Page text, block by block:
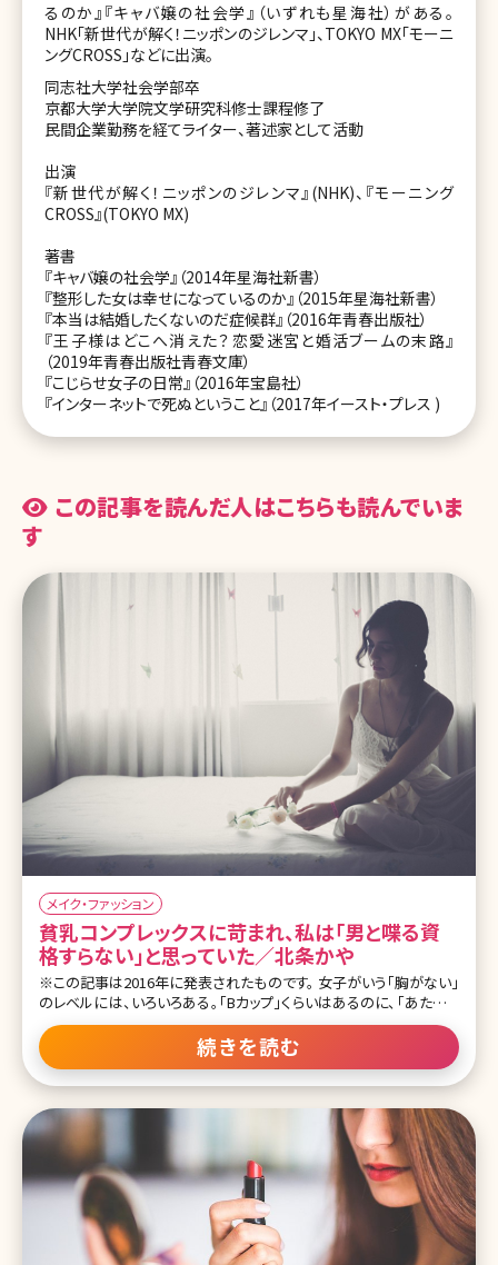
るのか』『キャバ嬢の社会学』（いずれも星海社）がある。
NHK「新世代が解く！ニッポンのジレンマ」、TOKYO MX「モーニ
ングCROSS」などに出演。
同志社大学社会学部卒
京都大学大学院文学研究科修士課程修了
民間企業勤務を経てライター、著述家として活動
出演
『新世代が解く！ニッポンのジレンマ』(NHK)、『モーニング
CROSS』(TOKYO MX)
著書
『キャバ嬢の社会学』（2014年星海社新書）
『整形した女は幸せになっているのか』（2015年星海社新書）
『本当は結婚したくないのだ症候群』（2016年青春出版社）
『王子様はどこへ消えた？――恋愛迷宮と婚活ブームの末路』
（2019年青春出版社青春文庫）
『こじらせ女子の日常』（2016年宝島社）
『インターネットで死ぬということ』（2017年イースト・プレス )
この記事を読んだ人はこちらも読んでいま
す
メイク・ファッション
貧乳コンプレックスに苛まれ、私は「男と喋る資
格すらない」と思っていた／北条かや
※この記事は2016年に発表されたものです。 女子がいう「胸がない」
のレベルには、いろいろある。「Bカップ」くらいはあるのに、「あたしな
んて全然、胸ないから」とのたまう女子もいれば、（聞かれてもないの
に答えるが）私のように「Aカップ以下、もしくはそれ未満とバレるの
が怖いから、測ったことすらないレベル」の女もいる。「手のひらサイ
ズ」といえば聞こえはいいが、要はほんとうに「胸とみなせるほどのふ
以上ある女子だって、「胸が小さい」とコンプレックスを抱え、悩んで
いるケースはあるだろう。が、私の闇は深い。今も密かに、美容外科の
豊胸ページを見たり、胸のハリがアップするというサプリやジェルを
（たまにですけど）使ったりしている。効き目がないのは分かっていて
も、つい、高校時代のトラウマ
続きを読む